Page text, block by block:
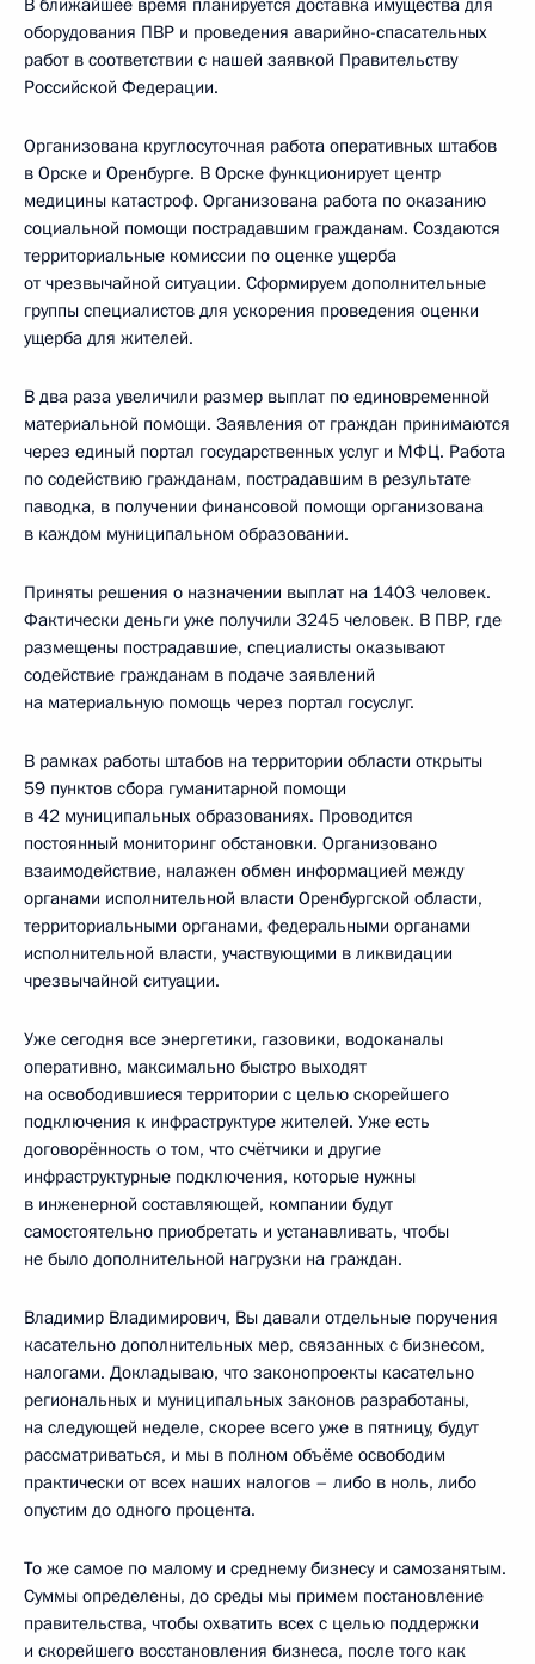
В ближайшее время планируется доставка имущества для
оборудования ПВР и проведения аварийно-спасательных
работ в соответствии с нашей заявкой Правительству
Российской Федерации.
Организована круглосуточная работа оперативных штабов
в Орске и Оренбурге. В Орске функционирует центр
медицины катастроф. Организована работа по оказанию
социальной помощи пострадавшим гражданам. Создаются
территориальные комиссии по оценке ущерба
от чрезвычайной ситуации. Сформируем дополнительные
группы специалистов для ускорения проведения оценки
ущерба для жителей.
В два раза увеличили размер выплат по единовременной
материальной помощи. Заявления от граждан принимаются
через единый портал государственных услуг и МФЦ. Работа
по содействию гражданам, пострадавшим в результате
паводка, в получении финансовой помощи организована
в каждом муниципальном образовании.
Приняты решения о назначении выплат на 1403 человек.
Фактически деньги уже получили 3245 человек. В ПВР, где
размещены пострадавшие, специалисты оказывают
содействие гражданам в подаче заявлений
на материальную помощь через портал госуслуг.
В рамках работы штабов на территории области открыты
59 пунктов сбора гуманитарной помощи
в 42 муниципальных образованиях. Проводится
постоянный мониторинг обстановки. Организовано
взаимодействие, налажен обмен информацией между
органами исполнительной власти Оренбургской области,
территориальными органами, федеральными органами
исполнительной власти, участвующими в ликвидации
чрезвычайной ситуации.
Уже сегодня все энергетики, газовики, водоканалы
оперативно, максимально быстро выходят
на освободившиеся территории с целью скорейшего
подключения к инфраструктуре жителей. Уже есть
договорённость о том, что счётчики и другие
инфраструктурные подключения, которые нужны
в инженерной составляющей, компании будут
самостоятельно приобретать и устанавливать, чтобы
не было дополнительной нагрузки на граждан.
Владимир Владимирович, Вы давали отдельные поручения
касательно дополнительных мер, связанных с бизнесом,
налогами. Докладываю, что законопроекты касательно
региональных и муниципальных законов разработаны,
на следующей неделе, скорее всего уже в пятницу, будут
рассматриваться, и мы в полном объёме освободим
практически от всех наших налогов – либо в ноль, либо
опустим до одного процента.
То же самое по малому и среднему бизнесу и самозанятым.
Суммы определены, до среды мы примем постановление
правительства, чтобы охватить всех с целью поддержки
и скорейшего восстановления бизнеса, после того как